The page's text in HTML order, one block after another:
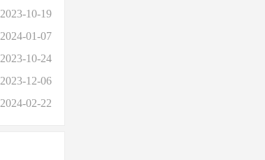
2023-10-19
2024-01-07
2023-10-24
2023-12-06
2024-02-22